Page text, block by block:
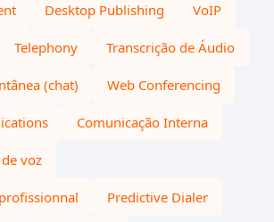
Desktop Publishing VoIP
Telephony Transcrição de Áudio
(chat) Web Conferencing
Comunicação Interna
voz
Predictive Dialer